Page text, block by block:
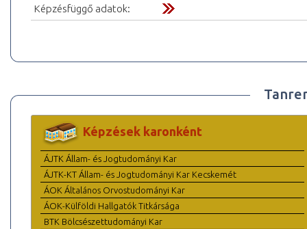
Képzésfüggő adatok:
Képzések karonként
ÁJTK Állam- és Jogtudományi Kar
ÁJTK-KT Állam- és Jogtudományi Kar Kecskemét
ÁOK Általános Orvostudományi Kar
ÁOK-Külföldi Hallgatók Titkársága
BTK Bölcsészettudományi Kar